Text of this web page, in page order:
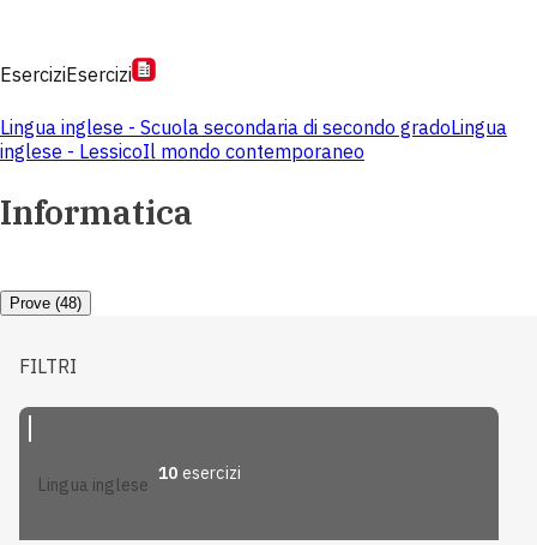
EserciziEsercizi
Lingua inglese - Scuola secondaria di secondo gradoLingua
inglese - LessicoIl mondo contemporaneo
Informatica
Prove (48)
FILTRI
lingua inglese
10 esercizi